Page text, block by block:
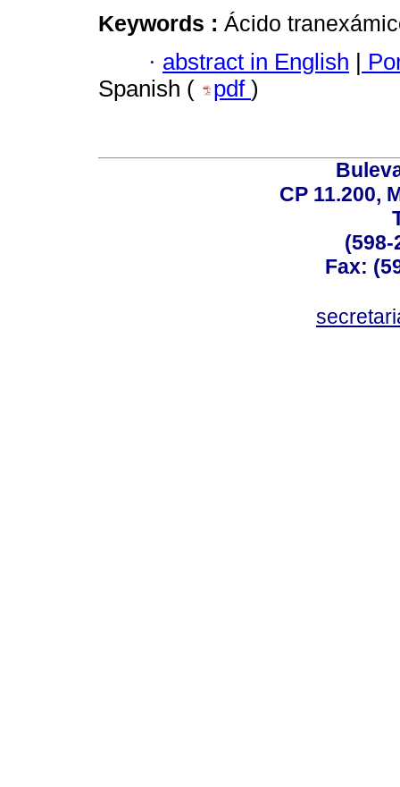
Keywords : Ácido
· abstract in English |
Spanish (
pdf )
CP 11.200,
(598-
Fax: